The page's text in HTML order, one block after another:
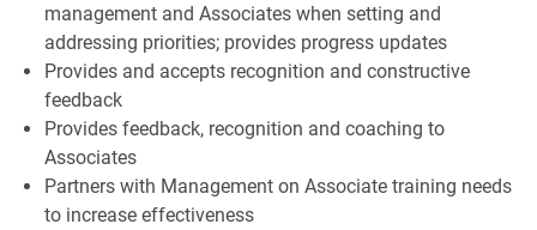
management and Associates when setting and
addressing priorities; provides progress updates
Provides and accepts recognition and constructive
feedback
Provides feedback, recognition and coaching to
Associates
Partners with Management on Associate training needs
to increase effectiveness